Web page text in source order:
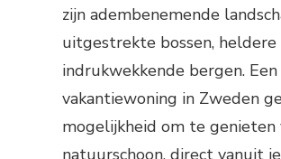
zijn adembenemende
uitgestrekte bossen, heldere
indrukwekkende bergen. Een
vakantiewoning in Zweden
mogelijkheid om te genieten